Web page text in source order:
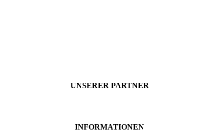
UNSERER PARTNER
INFORMATIONEN